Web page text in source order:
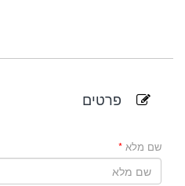
פרטים
שם מלא